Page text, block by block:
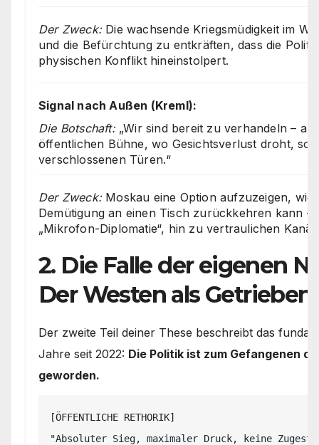
Der Zweck:Die wachsende Kriegsmüdigkeit im
und die Befürchtung zu entkräften, dass die
physischen Konflikt hineinstolpert.
Signal nach Außen (Kreml):
Die Botschaft:„Wir sind bereit zu verhandeln –
öffentlichen Bühne, wo Gesichtsverlust droht,
verschlossenen Türen.“
Der Zweck:Moskau eine Option aufzuzeigen, wie
Demütigung an einen Tisch zurückkehren kann –
„Mikrofon-Diplomatie“, hin zu vertraulichen
2. Die Falle der eigenen
Der Westen als
Der zweite Teil deiner These beschreibt das
Jahre seit 2022: Die Politik ist zum Gefangenen
geworden.
[ÖFFENTLICHE RETHORIK]
"Absoluter Sieg, maximaler Druck, keine